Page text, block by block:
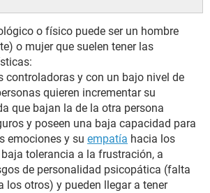
o físico puede ser un hombre
o mujer que suelen tener las
controladoras y con un bajo nivel de
quieren incrementar su
que bajan la de la otra persona
y poseen una baja capacidad para
emociones y su empatía hacia los
tolerancia a la frustración, a
de personalidad psicopática (falta
los otros) y pueden llegar a tener